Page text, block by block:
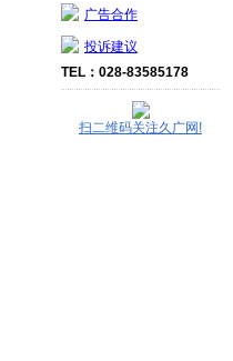
广告合作
投诉建议
TEL：028-83585178
扫二维码关注久广网!